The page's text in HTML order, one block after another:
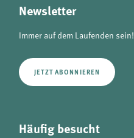
Newsletter
Immer auf dem Laufenden sein!
JETZT ABONNIEREN
Häufig besucht